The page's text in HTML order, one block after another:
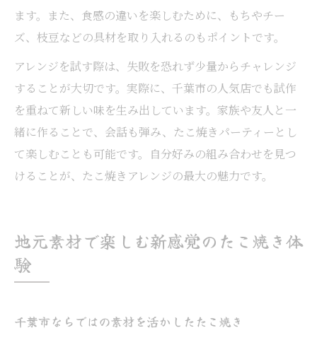
ます。また、食感の違いを楽しむために、もちやチー
ズ、枝豆などの具材を取り入れるのもポイントです。
アレンジを試す際は、失敗を恐れず少量からチャレンジ
することが大切です。実際に、千葉市の人気店でも試作
を重ねて新しい味を生み出しています。家族や友人と一
緒に作ることで、会話も弾み、たこ焼きパーティーとし
て楽しむことも可能です。自分好みの組み合わせを見つ
けることが、たこ焼きアレンジの最大の魅力です。
地元素材で楽しむ新感覚のたこ焼き体
験
千葉市ならではの素材を活かしたたこ焼き